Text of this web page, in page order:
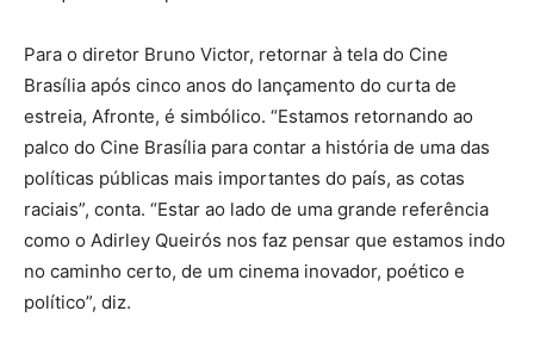
Para o diretor Bruno Victor, retornar à tela do Cine
Brasília após cinco anos do lançamento do curta de
estreia, Afronte, é simbólico. “Estamos retornando ao
palco do Cine Brasília para contar a história de uma das
políticas públicas mais importantes do país, as cotas
raciais”, conta. “Estar ao lado de uma grande referência
como o Adirley Queirós nos faz pensar que estamos indo
no caminho certo, de um cinema inovador, poético e
político”, diz.